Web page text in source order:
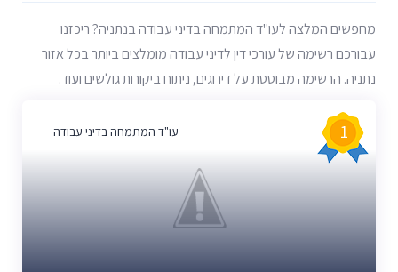
מחפשים המלצה לעו"ד המתמחה בדיני עבודה בנתניה? ריכזנו
עבורכם רשימה של עורכי דין לדיני עבודה מומלצים ביותר בכל אזור
נתניה. הרשימה מבוססת על דירוגים, ניתוח ביקורות גולשים ועוד.
עו"ד המתמחה בדיני עבודה 1